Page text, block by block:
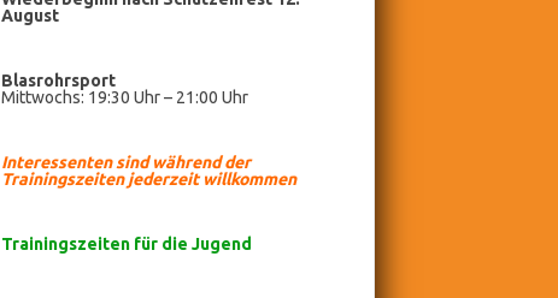
August
Blasrohrsport
Mittwochs: 19:30 Uhr – 21:00 Uhr
Interessenten sind während der
Trainingszeiten jederzeit willkommen
Trainingszeiten für die Jugend